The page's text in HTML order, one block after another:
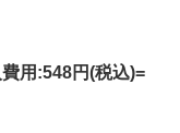
用:548円(税込)=